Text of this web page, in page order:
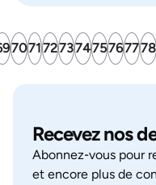
707172737475767778
Recevez nos
Abonnez‑vous pour
et encore plus de